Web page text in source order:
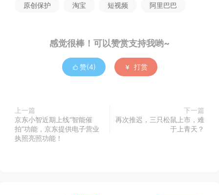
原创保护 淘宝 短视频 阿里巴巴
感觉很棒！可以赞赏支持我哟~
 赞(4)  打赏
上一篇
京东小智近期上线“智能催
拍”功能，京东提供电子营业
执照亮照功能！
下一篇
再次推迟，三只松鼠上市，难
于上青天？